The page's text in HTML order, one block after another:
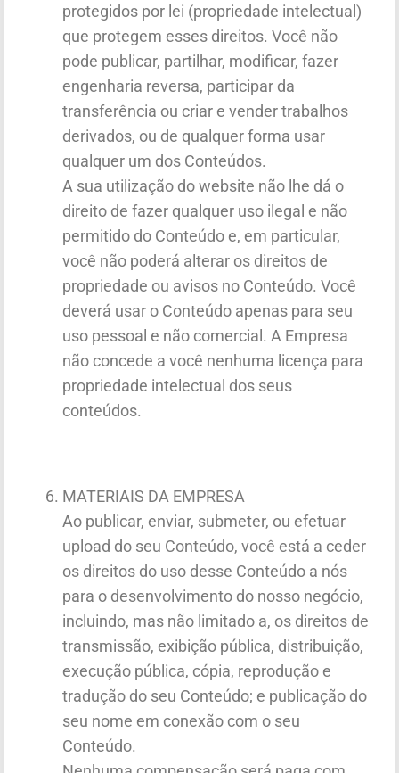
protegidos por lei (propriedade intelectual)
que protegem esses direitos. Você não
pode publicar, partilhar, modificar, fazer
engenharia reversa, participar da
transferência ou criar e vender trabalhos
derivados, ou de qualquer forma usar
qualquer um dos Conteúdos.
A sua utilização do website não lhe dá o
direito de fazer qualquer uso ilegal e não
permitido do Conteúdo e, em particular,
você não poderá alterar os direitos de
propriedade ou avisos no Conteúdo. Você
deverá usar o Conteúdo apenas para seu
uso pessoal e não comercial. A Empresa
não concede a você nenhuma licença para
propriedade intelectual dos seus
conteúdos.
MATERIAIS DA EMPRESA
Ao publicar, enviar, submeter, ou efetuar
upload do seu Conteúdo, você está a ceder
os direitos do uso desse Conteúdo a nós
para o desenvolvimento do nosso negócio,
incluindo, mas não limitado a, os direitos de
transmissão, exibição pública, distribuição,
execução pública, cópia, reprodução e
tradução do seu Conteúdo; e publicação do
seu nome em conexão com o seu
Conteúdo.